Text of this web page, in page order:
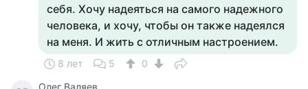
себя. Хочу надеяться на самого надежного
человека, и хочу, чтобы он также надеялся
на меня. И жить с отличным настроением.
8 лет 5 0
Олег Валяев